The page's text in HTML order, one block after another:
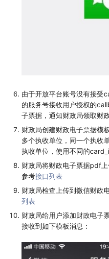
由于开放平台账号没有接受
的服务号接收用户授权的
子票据，通知财政局领取财
财政局创建财政电子票据模
多个执收单位，同一个执收
执收单位，使用不同的
财政局将财政电子票据pdf
参考接口列表
财政局检查上传到微信财政
列表
财政局给用户添加财政电子
接收到如下模板消息：